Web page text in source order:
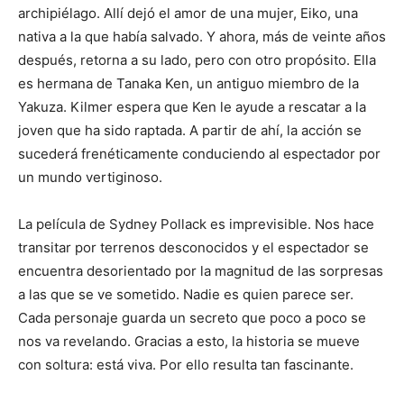
archipiélago. Allí dejó el amor de una mujer, Eiko, una
nativa a la que había salvado. Y ahora, más de veinte años
después, retorna a su lado, pero con otro propósito. Ella
es hermana de Tanaka Ken, un antiguo miembro de la
Yakuza. Kilmer espera que Ken le ayude a rescatar a la
joven que ha sido raptada. A partir de ahí, la acción se
sucederá frenéticamente conduciendo al espectador por
un mundo vertiginoso.
La película de Sydney Pollack es imprevisible. Nos hace
transitar por terrenos desconocidos y el espectador se
encuentra desorientado por la magnitud de las sorpresas
a las que se ve sometido. Nadie es quien parece ser.
Cada personaje guarda un secreto que poco a poco se
nos va revelando. Gracias a esto, la historia se mueve
con soltura: está viva. Por ello resulta tan fascinante.